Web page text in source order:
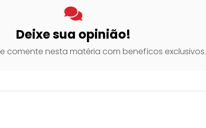
Deixe sua opinião!
e comente nesta matéria com benefícos exclusivos.